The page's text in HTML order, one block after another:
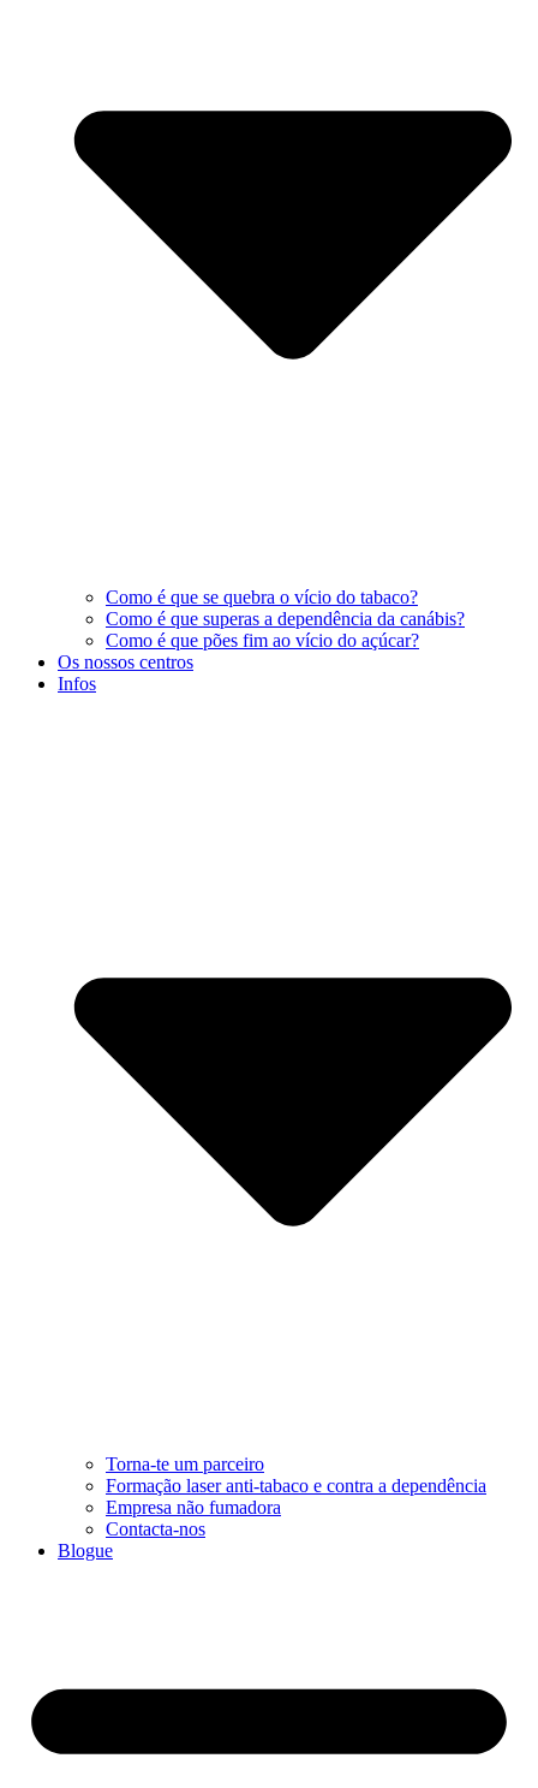
Como é que se quebra o vício do tabaco?
Como é que superas a dependência da canábis?
Como é que pões fim ao vício do açúcar?
Os nossos centros
Infos
Torna-te um parceiro
Formação laser anti-tabaco e contra a dependência
Empresa não fumadora
Contacta-nos
Blogue